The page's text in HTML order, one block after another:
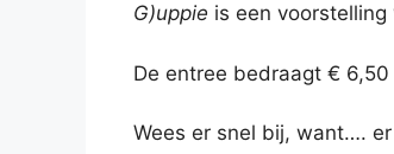
G)uppie is een
De entree bedraagt €
Wees er snel bij, want….